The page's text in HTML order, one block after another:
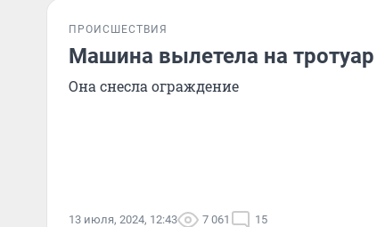
ПРОИСШЕСТВИЯ
Машина вылетела на
Она снесла ограждение
13 июля, 2024, 12:43 7 061 15